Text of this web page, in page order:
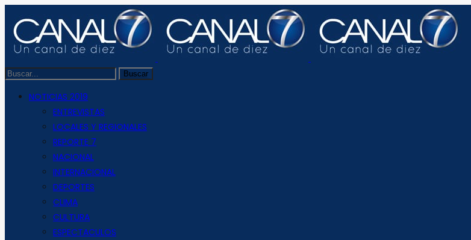
NOTICIAS 2019
ENTREVISTAS
LOCALES Y REGIONALES
REPORTE 7
NACIONAL
INTERNACIONAL
DEPORTES
CLIMA
CULTURA
ESPECTACULOS